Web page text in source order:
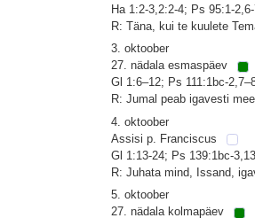
Ha 1:2-3,2:2-4; Ps 95:1-
R: Täna, kui te kuulete
3. oktoober
27. nädala esmaspäev
Gl 1:6–12; Ps 111:1bc-
R: Jumal peab igavesti
4. oktoober
Assisi p. Franciscus
Gl 1:13-24; Ps 139:1bc-
R: Juhata mind, Issand,
5. oktoober
27. nädala kolmapäev